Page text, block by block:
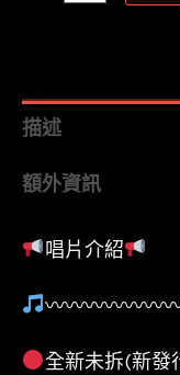
五
天
後
春
期
描述
額外資訊
唱片介紹
〰〰〰〰〰〰
全新未拆(新發